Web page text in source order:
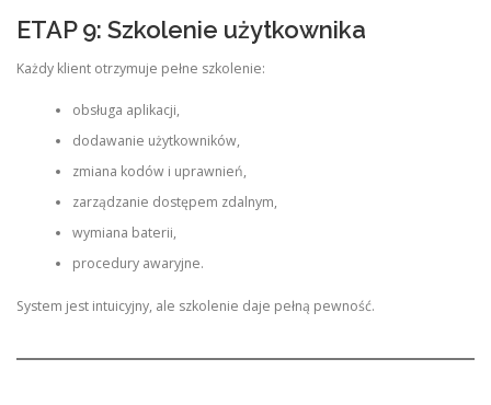
ETAP 9: Szkolenie użytkownika
Każdy klient otrzymuje pełne szkolenie:
obsługa aplikacji,
dodawanie użytkowników,
zmiana kodów i uprawnień,
zarządzanie dostępem zdalnym,
wymiana baterii,
procedury awaryjne.
System jest intuicyjny, ale szkolenie daje pełną pewność.